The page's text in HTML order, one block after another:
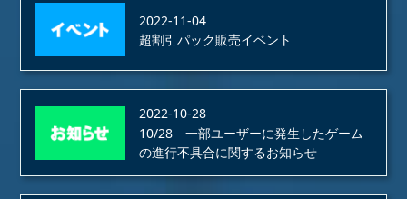
2022-11-04
超割引パック販売イベント
2022-10-28
10/28 一部ユーザーに発生したゲーム
の進行不具合に関するお知らせ